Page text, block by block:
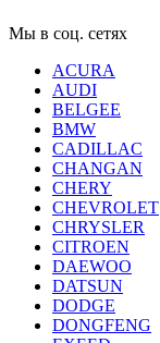
Мы в соц. сетях
ACURA
AUDI
BELGEE
BMW
CADILLAC
CHANGAN
CHERY
CHEVROLET
CHRYSLER
CITROEN
DAEWOO
DATSUN
DODGE
DONGFENG